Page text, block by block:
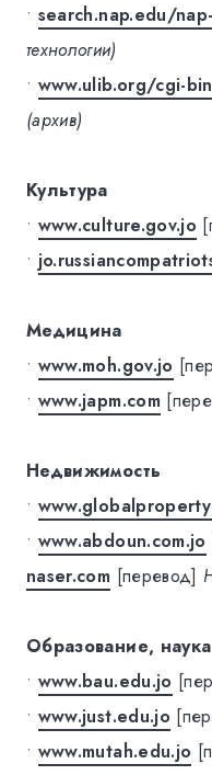
• search.nap.edu/
технологии)
• www.ulib.org/cgi-
(архив)
Культура
• www.culture.gov.jo
•
Медицина
• www.moh.gov.jo
• www.japm.com
Недвижимость
•
• www.abdoun.com.jo
naser.com [перевод]
Образование, наука
• www.bau.edu.jo
• www.just.edu.jo
• www.mutah.edu.jo